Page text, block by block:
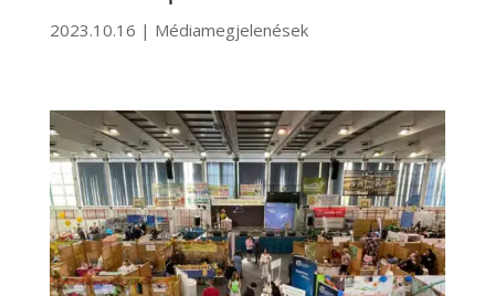
2023.10.16 | Médiamegjelenések